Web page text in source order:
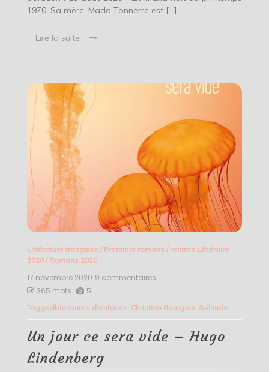
1970. Sa mère, Mado Tonnerre est […]
Lire la suite
Littérature française/ Premiers romans / rentrée Littéraire
2020/ Romans 2020
17 novembre 2020 9 commentaires
ce
vide
–
365 mots 5
Taggedblessures d'enfance, Christian Bourgois, Solitude
Un jour ce sera vide – Hugo
Lindenberg